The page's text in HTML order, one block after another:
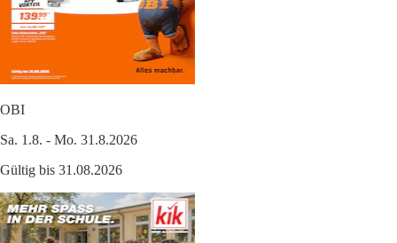
OBI
Sa. 1.8. - Mo. 31.8.2026
Gültig bis 31.08.2026